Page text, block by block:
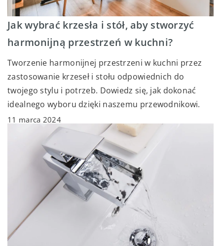
Jak wybrać krzesła i stół, aby stworzyć
harmonijną przestrzeń w kuchni?
Tworzenie harmonijnej przestrzeni w kuchni przez
zastosowanie krzeseł i stołu odpowiednich do
twojego stylu i potrzeb. Dowiedz się, jak dokonać
idealnego wyboru dzięki naszemu przewodnikowi.
11 marca 2024